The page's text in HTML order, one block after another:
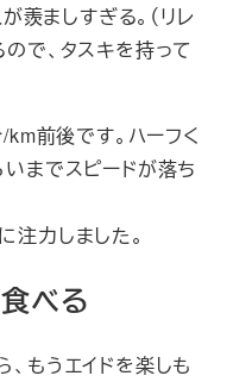
ましすぎる。（リレ
で、タスキを持って
前後です。ハーフく
までスピードが落ち
注力しました。
べる
もうエイドを楽しも